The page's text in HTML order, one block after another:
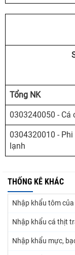
Tổng NK
0303240050 -
0304320010 -
lạnh
THỐNG KÊ KHÁC
Nhập khẩu tôm
Nhập khẩu cá thịt
Nhập khẩu mực,